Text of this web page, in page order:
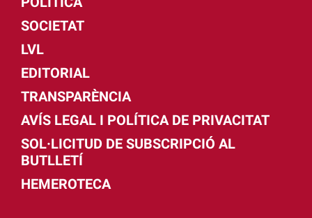
SOCIETAT
LVL
EDITORIAL
TRANSPARÈNCIA
AVÍS LEGAL I POLÍTICA DE PRIVACITAT
SOL·LICITUD DE SUBSCRIPCIÓ AL
BUTLLETÍ
HEMEROTECA